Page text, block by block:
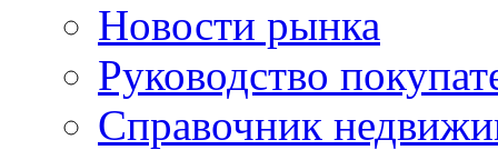
Новости рынка
Руководство
Справочник